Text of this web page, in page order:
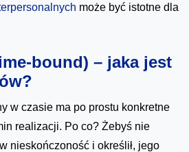
może być istotne dla
bound) – jaka jest
w czasie ma po prostu konkretne
realizacji. Po co? Żebyś nie
nieskończoność i określił, jego